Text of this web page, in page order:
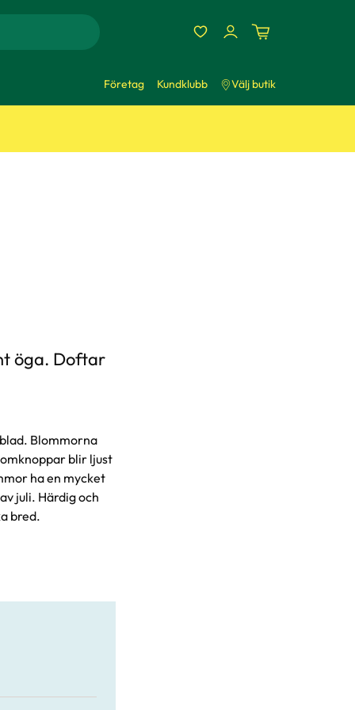
Företag Kundklubb Välj butik
öga. Doftar
Blommorna
blir ljust
ha en mycket
juli. Härdig och
bred.